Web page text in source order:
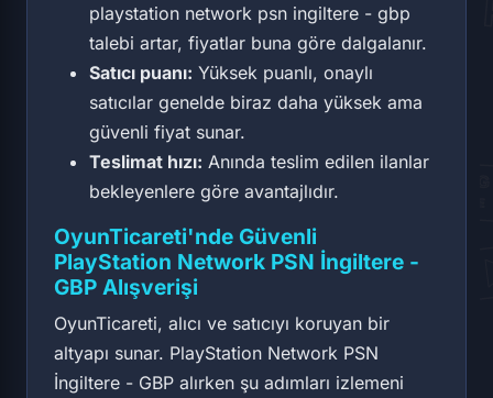
playstation network psn ingiltere - gbp
talebi artar, fiyatlar buna göre dalgalanır.
Satıcı puanı: Yüksek puanlı, onaylı
satıcılar genelde biraz daha yüksek ama
güvenli fiyat sunar.
Teslimat hızı: Anında teslim edilen ilanlar
bekleyenlere göre avantajlıdır.
OyunTicareti'nde Güvenli
PlayStation Network PSN İngiltere -
GBP Alışverişi
OyunTicareti, alıcı ve satıcıyı koruyan bir
altyapı sunar. PlayStation Network PSN
İngiltere - GBP alırken şu adımları izlemeni